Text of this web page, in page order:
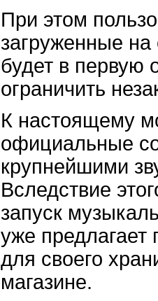
При этом
загруженные на
будет в первую
ограничить
К настоящему
официальные
крупнейшими
Вследствие
запуск
уже предлагает
для своего
магазине.